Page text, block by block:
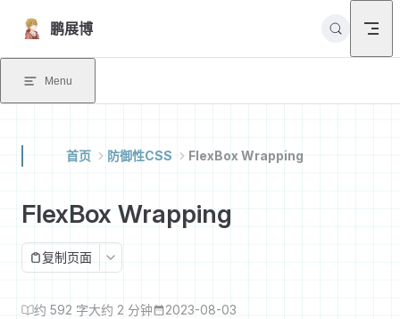
Skip to content
鹏展博
Menu
首页 防御性CSS FlexBox Wrapping
FlexBox Wrapping
复制页面
约 592 字大约 2 分钟 2023-08-03